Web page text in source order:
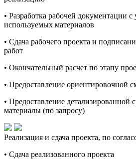
• Разработка рабочей документации
используемых материалов
• Сдача рабочего проекта и
работ
• Окончательный расчет по этапу
• Предоставление ориентировочной
• Предоставление детализированной
материалы (по запросу)
Реализация и сдача проекта, по
• Сдача реализованного проекта